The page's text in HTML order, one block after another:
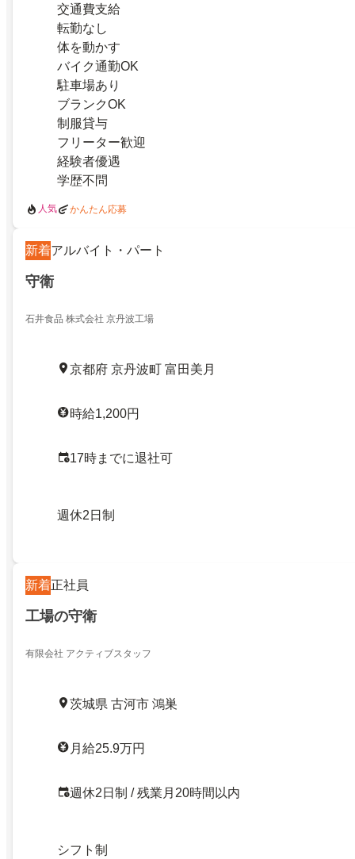
交通費支給
転勤なし
体を動かす
バイク通勤OK
駐車場あり
ブランクOK
制服貸与
フリーター歓迎
経験者優遇
学歴不問
人気 かんたん応募
新着アルバイト・パート
守衛
石井食品 株式会社 京丹波工場
京都府 京丹波町 富田美月
時給1,200円
17時までに退社可
週休2日制
新着正社員
工場の守衛
有限会社 アクティブスタッフ
茨城県 古河市 鴻巣
月給25.9万円
週休2日制 / 残業月20時間以内
シフト制